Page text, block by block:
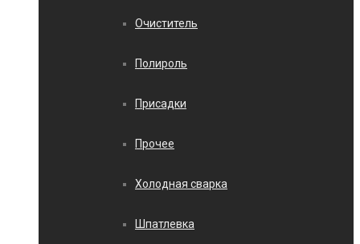
Очиститель
Полироль
Присадки
Прочее
Холодная сварка
Шпатлевка